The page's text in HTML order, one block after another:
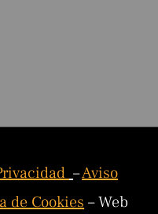
–Aviso
de Cookies– Web